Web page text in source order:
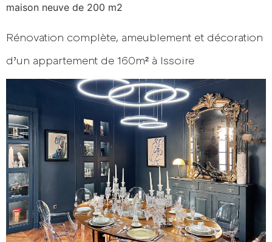
maison neuve de 200 m2
Rénovation complète, ameublement et décoration
d’un appartement de 160m² à Issoire